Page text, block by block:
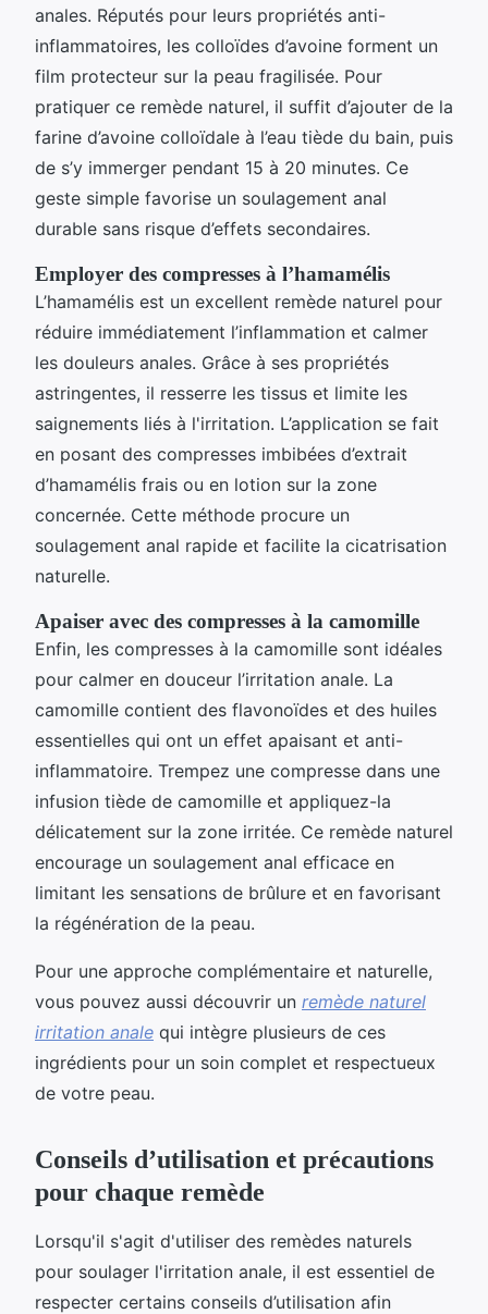
anales. Réputés pour leurs propriétés anti-
inflammatoires, les colloïdes d’avoine forment un
film protecteur sur la peau fragilisée. Pour
pratiquer ce remède naturel, il suffit d’ajouter de la
farine d’avoine colloïdale à l’eau tiède du bain, puis
de s’y immerger pendant 15 à 20 minutes. Ce
geste simple favorise un soulagement anal
durable sans risque d’effets secondaires.
Employer des compresses à l’hamamélis
L’hamamélis est un excellent remède naturel pour
réduire immédiatement l’inflammation et calmer
les douleurs anales. Grâce à ses propriétés
astringentes, il resserre les tissus et limite les
saignements liés à l'irritation. L’application se fait
en posant des compresses imbibées d’extrait
d’hamamélis frais ou en lotion sur la zone
concernée. Cette méthode procure un
soulagement anal rapide et facilite la cicatrisation
naturelle.
Apaiser avec des compresses à la camomille
Enfin, les compresses à la camomille sont idéales
pour calmer en douceur l’irritation anale. La
camomille contient des flavonoïdes et des huiles
essentielles qui ont un effet apaisant et anti-
inflammatoire. Trempez une compresse dans une
infusion tiède de camomille et appliquez-la
délicatement sur la zone irritée. Ce remède naturel
encourage un soulagement anal efficace en
limitant les sensations de brûlure et en favorisant
la régénération de la peau.
Pour une approche complémentaire et naturelle,
vous pouvez aussi découvrir un remède naturel
irritation anale qui intègre plusieurs de ces
ingrédients pour un soin complet et respectueux
de votre peau.
Conseils d’utilisation et précautions
pour chaque remède
Lorsqu'il s'agit d'utiliser des remèdes naturels
pour soulager l'irritation anale, il est essentiel de
respecter certains conseils d’utilisation afin